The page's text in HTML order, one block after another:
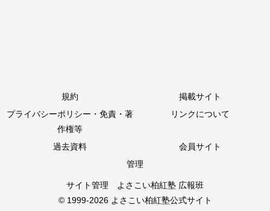
規約
掲載サイト
プライバシーポリシー・免責・著
作権等
リンクについて
過去資料
会員サイト
管理
サイト管理 よさこい柏紅塾 広報班
© 1999-2026 よさこい柏紅塾公式サイト